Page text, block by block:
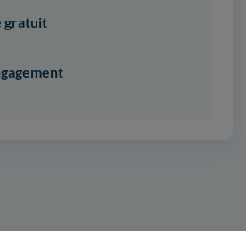
gratuit